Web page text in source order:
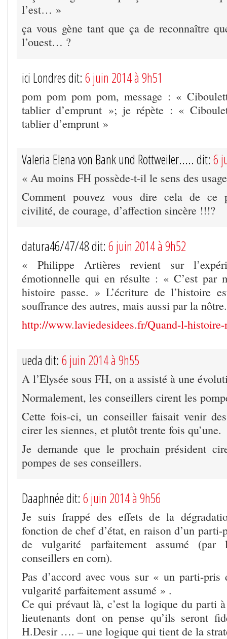
l’est… »
ça vous gène tant que ça de reconnaître
l’ouest… ?
ici Londres dit: 6 juin 2014 à 9h51
pom pom pom pom, message : «
tablier d’emprunt »; je répète : «
tablier d’emprunt »
Valeria Elena von Bank und Rottweiler..... dit: 6
« Au moins FH possède-t-il le sens des
Comment pouvez vous dire cela de ce
civilité, de courage, d’affection sincère !!!?
datura46/47/48 dit: 6 juin 2014 à 9h52
« Philippe Artières revient sur
émotionnelle qui en résulte : « C’est par
histoire passe. » L’écriture de l’histoire
souffrance des autres, mais aussi par la
http://www.laviedesidees.fr/Quand-l-histoire-
ueda dit: 6 juin 2014 à 9h55
A l’Elysée sous FH, on a assisté à une
Normalement, les conseillers cirent les
Cette fois-ci, un conseiller faisait venir
cirer les siennes, et plutôt trente fois qu’une.
Je demande que le prochain président
pompes de ses conseillers.
Daaphnée dit: 6 juin 2014 à 9h56
Je suis frappé des effets de la
fonction de chef d’état, en raison d’un
de vulgarité parfaitement assumé (par
conseillers en com).
Pas d’accord avec vous sur « un parti-
vulgarité parfaitement assumé » .
Ce qui prévaut là, c’est la logique du parti
lieutenants dont on pense qu’ils seront
H.Desir …. – une logique qui tient de la